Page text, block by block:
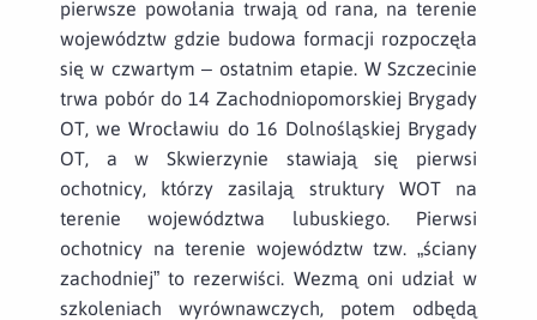
pierwsze powołania trwają od rana, na terenie
województw gdzie budowa formacji rozpoczęła
się w czwartym – ostatnim etapie. W Szczecinie
trwa pobór do 14 Zachodniopomorskiej Brygady
OT, we Wrocławiu do 16 Dolnośląskiej Brygady
OT, a w Skwierzynie stawiają się pierwsi
ochotnicy, którzy zasilają struktury WOT na
terenie województwa lubuskiego. Pierwsi
ochotnicy na terenie województw tzw. „ściany
zachodniej” to rezerwiści. Wezmą oni udział w
szkoleniach wyrównawczych, potem odbędą